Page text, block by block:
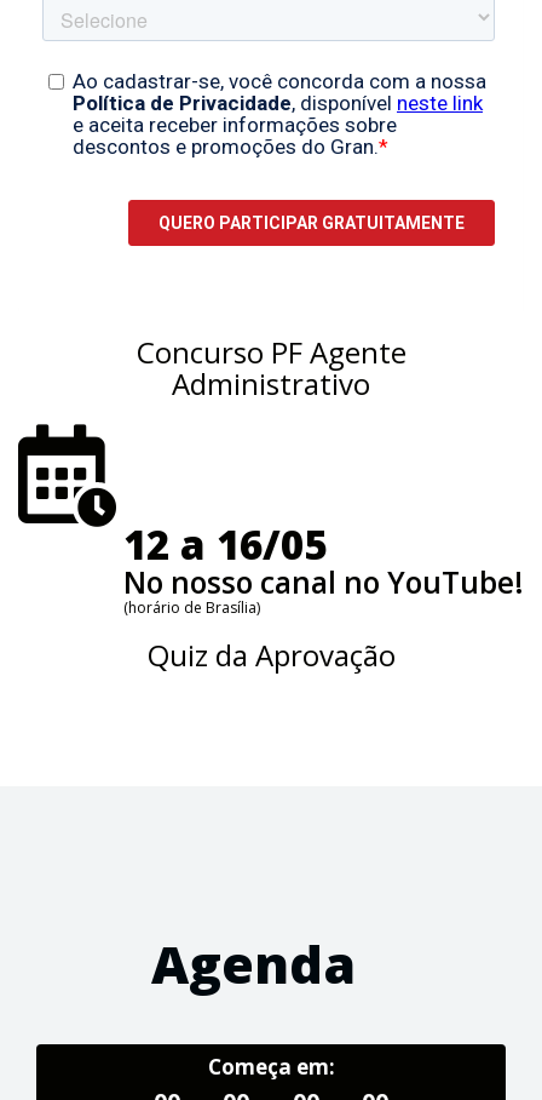
Concurso PF Agente
Administrativo
12 a 16/05
No nosso canal no YouTube!
(horário de Brasília)
Quiz da Aprovação
Agenda
Começa em: